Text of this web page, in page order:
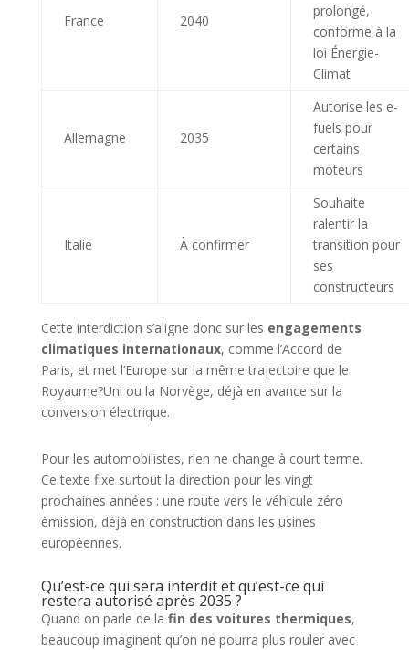
France 2040
prolongé,
conforme à la
loi Énergie-
Climat
Allemagne 2035
Autorise les e-
fuels pour
certains
moteurs
Italie À confirmer
Souhaite
ralentir la
transition pour
ses
constructeurs
Cette interdiction s’aligne donc sur les engagements
climatiques internationaux, comme l’Accord de
Paris, et met l’Europe sur la même trajectoire que le
Royaume?Uni ou la Norvège, déjà en avance sur la
conversion électrique.
Pour les automobilistes, rien ne change à court terme.
Ce texte fixe surtout la direction pour les vingt
prochaines années : une route vers le véhicule zéro
émission, déjà en construction dans les usines
européennes.
Qu’est-ce qui sera interdit et qu’est-ce qui
restera autorisé après 2035 ?
Quand on parle de la fin des voitures thermiques,
beaucoup imaginent qu’on ne pourra plus rouler avec